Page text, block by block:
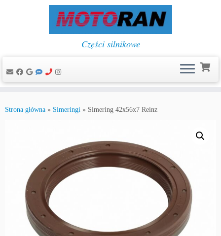
do
Części silnikowe
Strona główna » Simeringi » Simering 42x56x7 Reinz